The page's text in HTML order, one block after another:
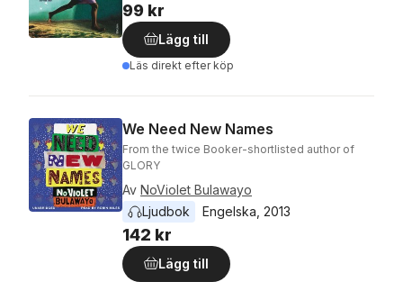
99 kr
Lägg till
Läs direkt efter köp
We Need New Names
From the twice Booker-shortlisted author of
GLORY
Av NoViolet Bulawayo
Ljudbok
Engelska 2013
142 kr
Lägg till